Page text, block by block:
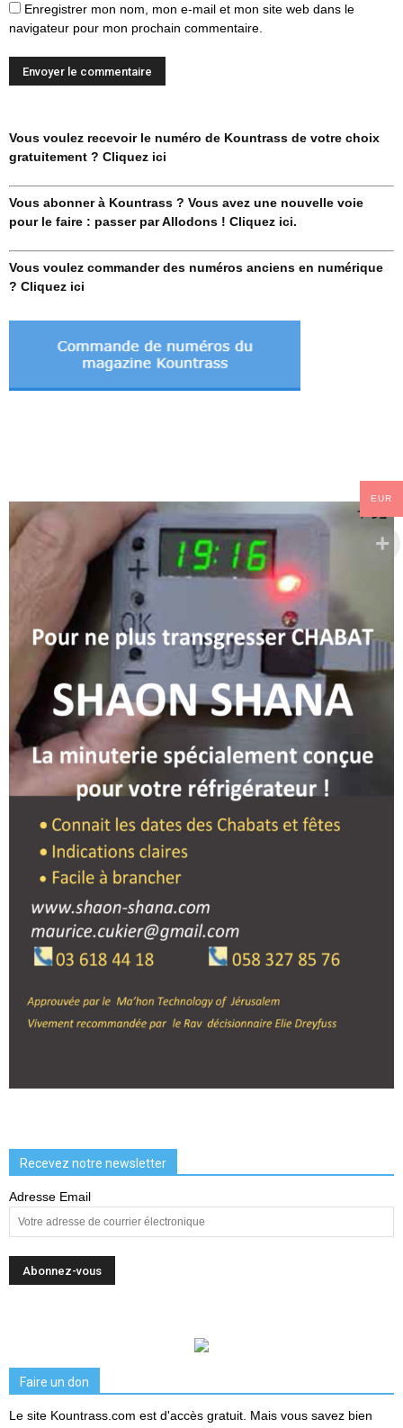
Enregistrer mon nom, mon e-mail et mon site web dans le
navigateur pour mon prochain commentaire.
Vous voulez recevoir le numéro de Kountrass de votre choix
gratuitement ? Cliquez ici
Vous abonner à Kountrass ? Vous avez une nouvelle voie
pour le faire : passer par Allodons ! Cliquez ici.
Vous voulez commander des numéros anciens en numérique
? Cliquez ici
Recevez notre newsletter
Adresse Email
Faire un don
Le site Kountrass.com est d'accès gratuit. Mais vous savez bien
EUR